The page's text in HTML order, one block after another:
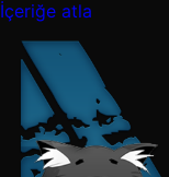
İçeriğe atla